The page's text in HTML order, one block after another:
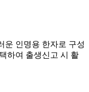
운 인명용 한자로 구성
하여 출생신고 시 활